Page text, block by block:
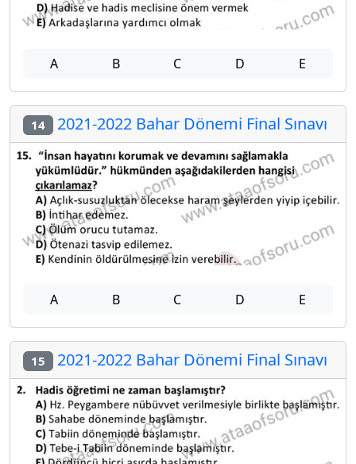
A B C D E
14 2021-2022 Bahar Dönemi Final Sınavı
A B C D E
15 2021-2022 Bahar Dönemi Final Sınavı